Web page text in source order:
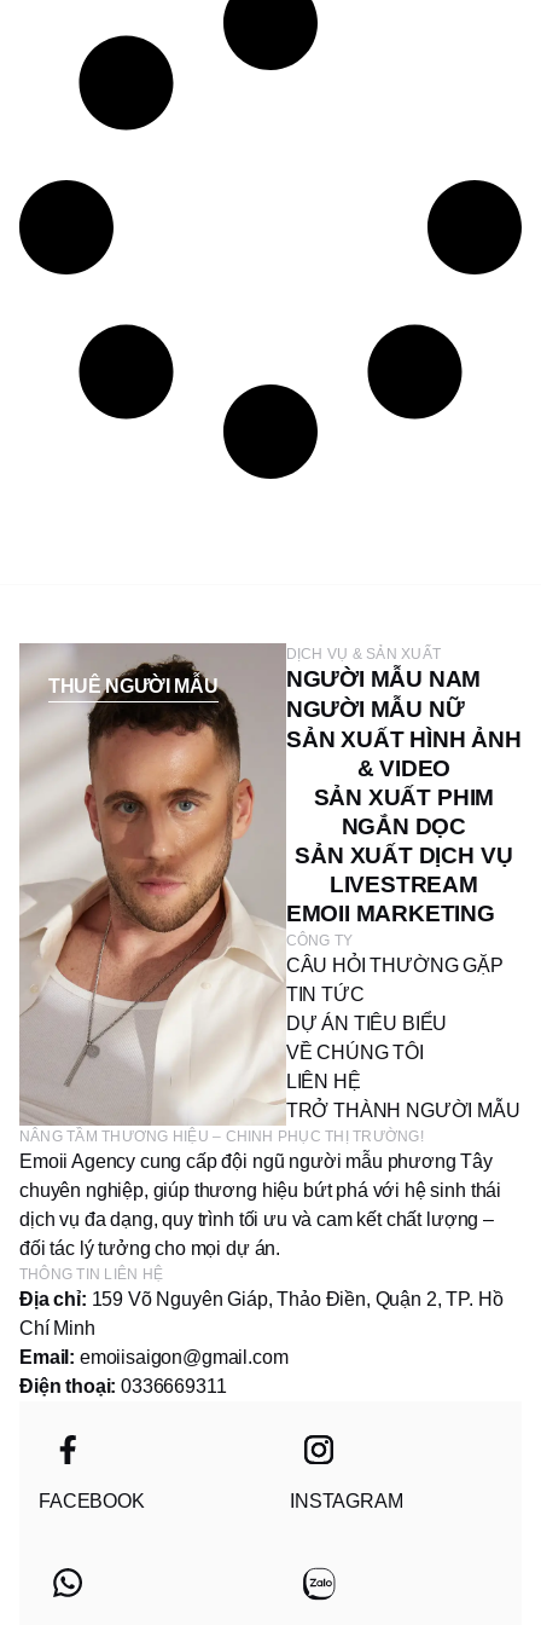
THUÊ NGƯỜI MẪU
DỊCH VỤ & SẢN XUẤT
NGƯỜI MẪU NAM
NGƯỜI MẪU NỮ
SẢN XUẤT HÌNH ẢNH
& VIDEO
SẢN XUẤT PHIM
NGẮN DỌC
SẢN XUẤT DỊCH VỤ
LIVESTREAM
EMOII MARKETING
CÔNG TY
CÂU HỎI THƯỜNG GẶP
TIN TỨC
DỰ ÁN TIÊU BIỂU
VỀ CHÚNG TÔI
LIÊN HỆ
TRỞ THÀNH NGƯỜI MẪU
NÂNG TẦM THƯƠNG HIỆU – CHINH PHỤC THỊ TRƯỜNG!
Emoii Agency cung cấp đội ngũ người mẫu phương Tây
chuyên nghiệp, giúp thương hiệu bứt phá với hệ sinh thái
dịch vụ đa dạng, quy trình tối ưu và cam kết chất lượng –
đối tác lý tưởng cho mọi dự án.
THÔNG TIN LIÊN HỆ
Địa chỉ: 159 Võ Nguyên Giáp, Thảo Điền, Quận 2, TP. Hồ
Chí Minh
Email: emoiisaigon@gmail.com
Điện thoại: 0336669311
FACEBOOK INSTAGRAM